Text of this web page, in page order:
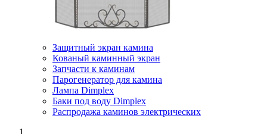
Защитный экран камина
Кованый каминный экран
Запчасти к каминам
Парогенератор для камина
Лампа Dimplex
Баки под воду Dimplex
Распродажа каминов электрических